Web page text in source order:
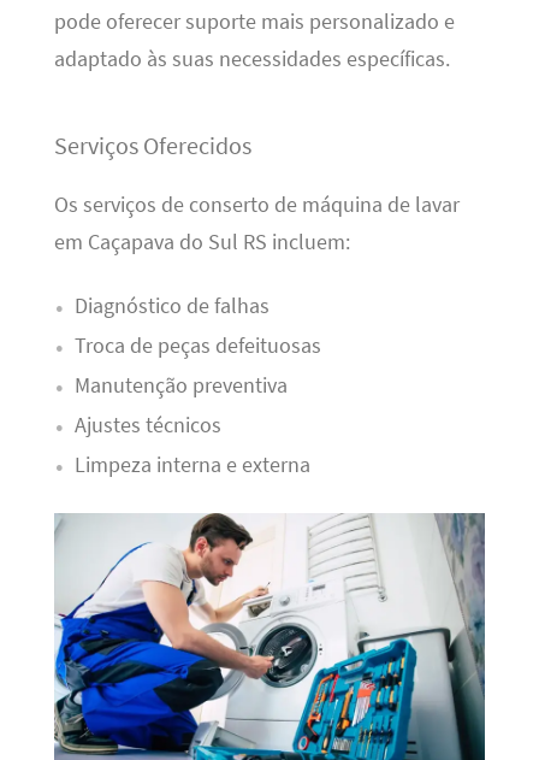
pode oferecer suporte mais personalizado e
adaptado às suas necessidades específicas.
Serviços Oferecidos
Os serviços de conserto de máquina de lavar
em Caçapava do Sul RS incluem:
Diagnóstico de falhas
Troca de peças defeituosas
Manutenção preventiva
Ajustes técnicos
Limpeza interna e externa